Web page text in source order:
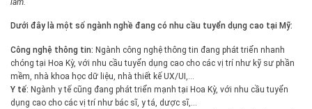
làm.
Dưới đây là một số ngành nghề đang có nhu cầu tuyển dụng cao tại Mỹ:
Công nghệ thông tin: Ngành công nghệ thông tin đang phát triển nhanh
chóng tại Hoa Kỳ, với nhu cầu tuyển dụng cao cho các vị trí như kỹ sư phần
mềm, nhà khoa học dữ liệu, nhà thiết kế UX/UI,…
Y tế: Ngành y tế cũng đang phát triển mạnh tại Hoa Kỳ, với nhu cầu tuyển
dụng cao cho các vị trí như bác sĩ, y tá, dược sĩ,…